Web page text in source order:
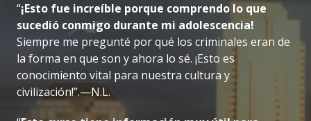
“¡Esto fue increíble porque comprendo lo que
sucedió conmigo durante mi adolescencia!
Siempre me pregunté por qué los criminales eran de
la forma en que son y ahora lo sé. ¡Esto es
conocimiento vital para nuestra cultura y
civilización!”.—N.L.